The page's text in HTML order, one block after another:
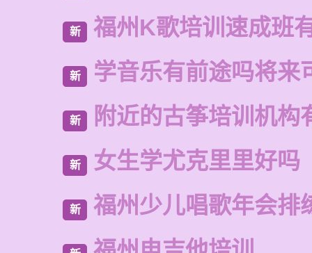
新 福州K歌培训速成班
新 学音乐有前途吗将来
新 附近的古筝培训机构
新 女生学尤克里里好吗
新 福州少儿唱歌年会排